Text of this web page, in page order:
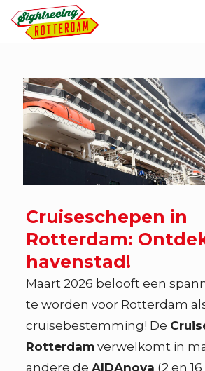
Cruiseschepen in
Rotterdam:
havenstad!
Maart 2026 belooft een
te worden voor Rotterdam
cruisebestemming! De
Rotterdamverwelkomt in
andere de AIDAnova (2 en